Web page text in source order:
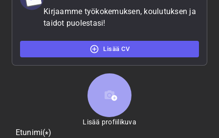
Kirjaamme työkokemuksen, koulutuksen ja
taidot puolestasi!
Lisää CV
Lisää profiilikuva
Lisää profiilikuva
Etunimi(*)